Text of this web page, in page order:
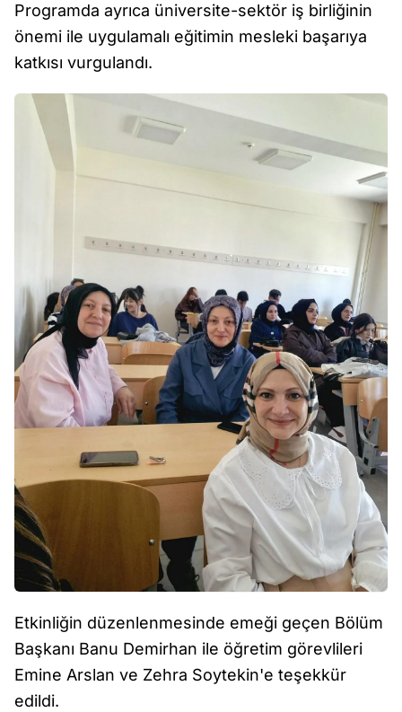
Programda ayrıca üniversite-sektör iş birliğinin
önemi ile uygulamalı eğitimin mesleki başarıya
katkısı vurgulandı.
Etkinliğin düzenlenmesinde emeği geçen Bölüm
Başkanı Banu Demirhan ile öğretim görevlileri
Emine Arslan ve Zehra Soytekin'e teşekkür
edildi.